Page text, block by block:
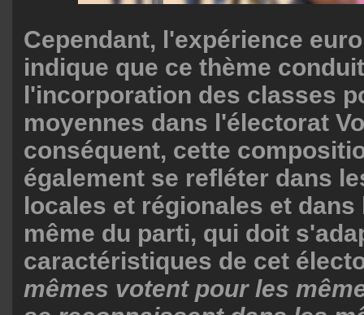
Cependant, l'expérience
indique que ce thème
l'incorporation des classes
moyennes dans l'électorat
conséquent, cette
également se refléter dans
locales et régionales et
même du parti, qui doit
caractéristiques de cet
mêmes votent pour les